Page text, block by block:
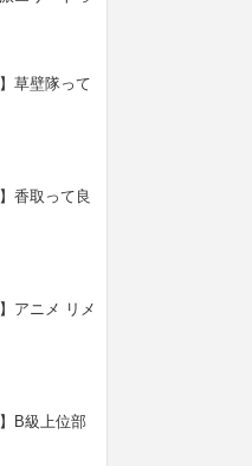
草壁隊って
香取って良
アニメ リメ
B級上位部